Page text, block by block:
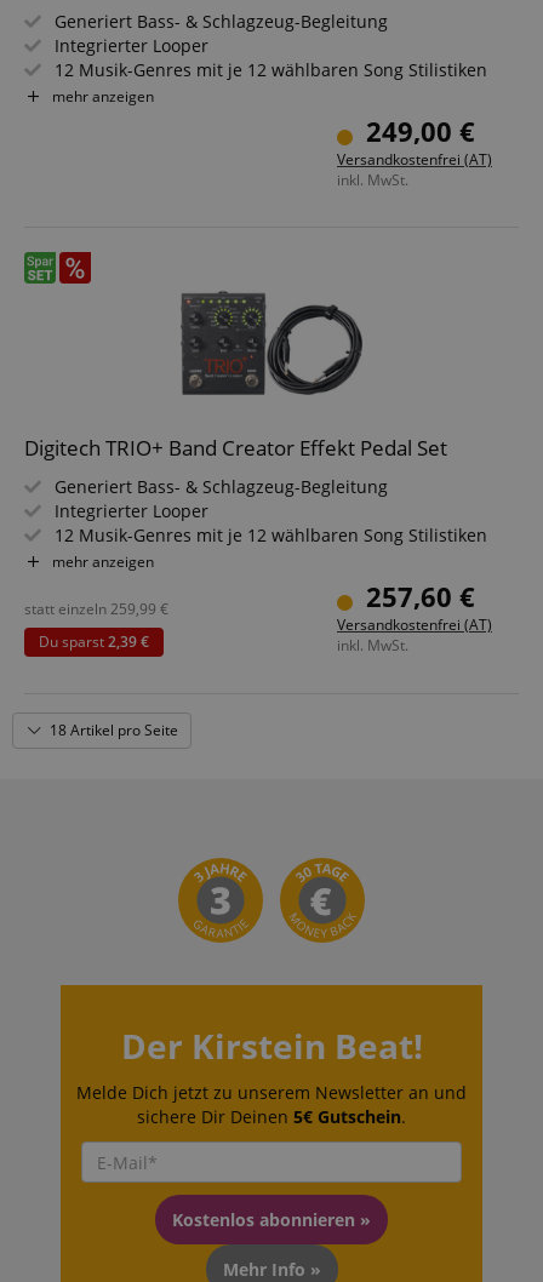
Generiert Bass- & Schlagzeug-Begleitung
Integrierter Looper
12 Musik-Genres mit je 12 wählbaren Song Stilistiken
Bis zu 12 Songs mit 5 verschiedenen Songabschnitten
FX Loop zum Einschleifen externer Effektpedale
mehr anzeigen
249,00 €
Versandkostenfrei (AT)
inkl. MwSt.
Digitech TRIO+ Band Creator Effekt Pedal Set
Generiert Bass- & Schlagzeug-Begleitung
Integrierter Looper
12 Musik-Genres mit je 12 wählbaren Song Stilistiken
Eingebaute Gitarreneffekte
Sparset inklusive Kabel
mehr anzeigen
257,60 €
Versandkostenfrei (AT)
inkl. MwSt.
statt einzeln259,99 €
Du sparst2,39 €
18 Artikel pro Seite
Der Kirstein Beat!
Melde Dich jetzt zu unserem Newsletter an und
sichere Dir Deinen 5€ Gutschein.
Kostenlos abonnieren »
Mehr Info »